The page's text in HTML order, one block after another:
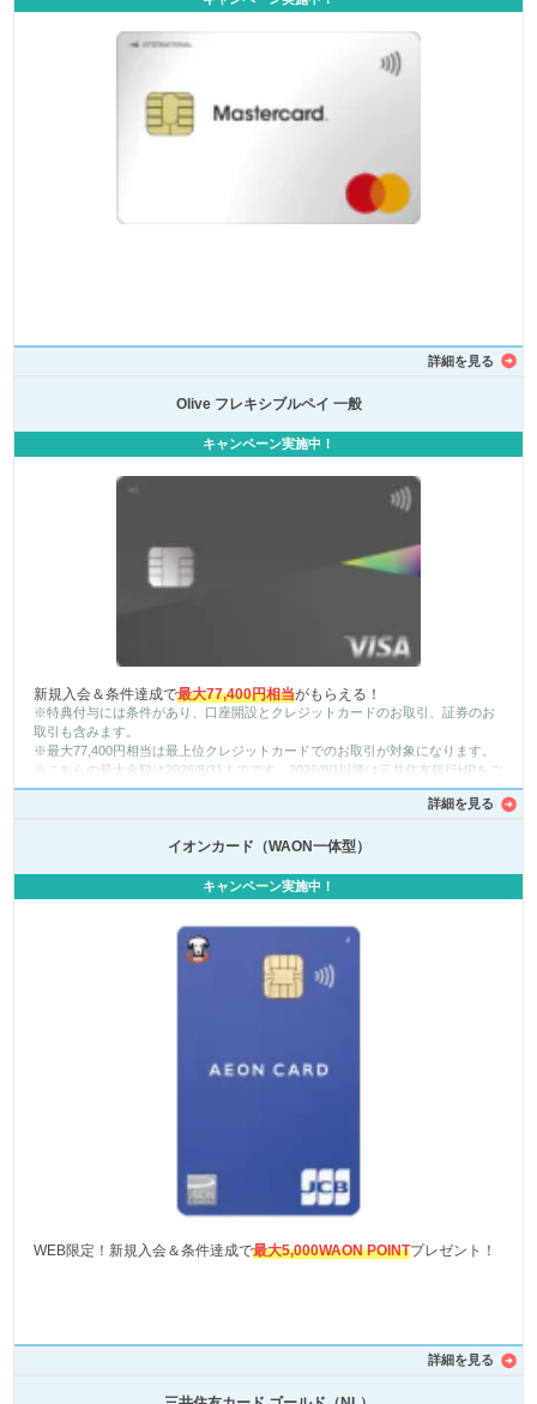
詳細を見る
Olive フレキシブルペイ 一般
新規入会＆条件達成で最大77,400円相当がもらえる！
※特典付与には条件があり、口座開設とクレジットカードのお取引、証券のお
取引も含みます。
※最大77,400円相当は最上位クレジットカードでのお取引が対象になります。
※こちらの最大金額は2026/8/31までです。2026/9/1以降は三井住友銀行HPをご
確認ください。
キャンペーン実施中！
詳細を見る
イオンカード（WAON一体型）
WEB限定！新規入会＆条件達成で最大5,000WAON POINTプレゼント！
キャンペーン実施中！
詳細を見る